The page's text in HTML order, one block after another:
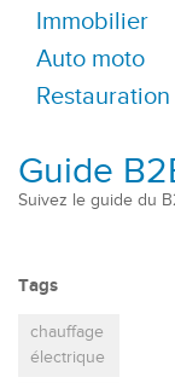
Immobilier
Auto moto
Restauration
Guide
Suivez le guide du
Tags
chauffage
électrique